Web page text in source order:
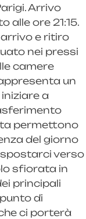
Arrivo
alle ore 21:15.
e ritiro
nei pressi
camere
un
a
permettono
del giorno
verso
sfiorata in
principali
di
ci porterà